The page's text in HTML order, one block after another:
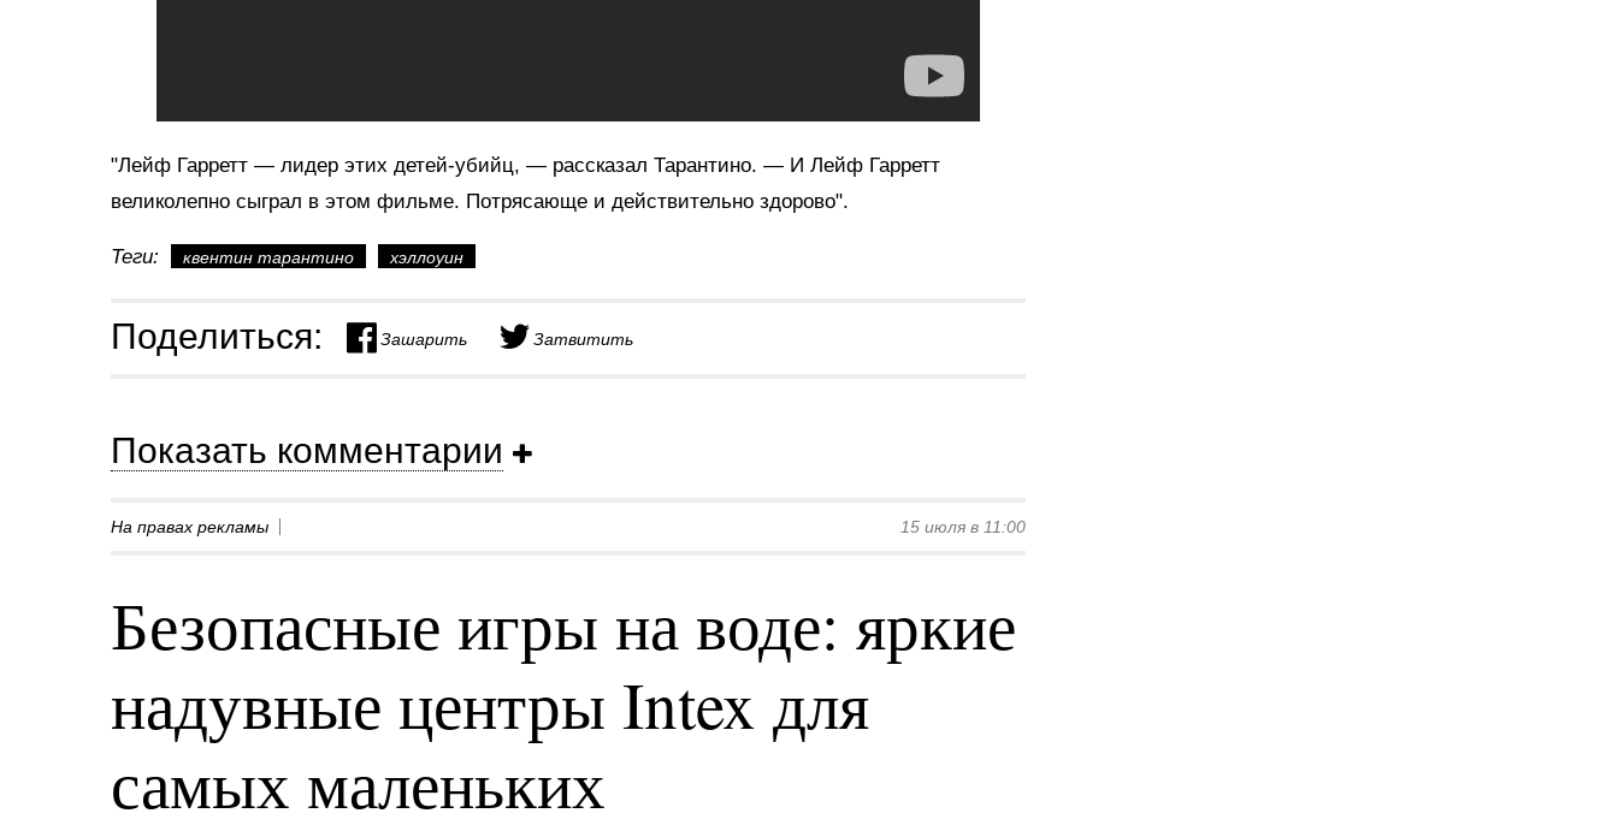
"Лейф Гарретт — лидер этих детей-убийц, — рассказал Тарантино. — И Лейф Гарретт
великолепно сыграл в этом фильме. Потрясающе и действительно здорово".
Теги: квентин тарантино хэллоуин
Поделиться: Зашарить Затвитить
Показать комментарии
На правах рекламы 15 июля в 11:00
Безопасные игры на воде: яркие
надувные центры Intex для
самых маленьких